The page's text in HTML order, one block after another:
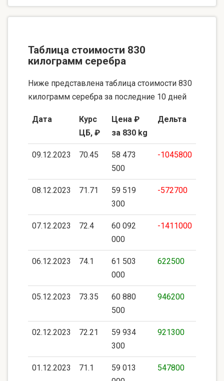
Таблица стоимости 830
килограмм серебра
Ниже представлена таблица стоимости 830
килограмм серебра за последние 10 дней
Дата
Курс
ЦБ, ₽
Цена ₽
за 830 kg
Дельта
09.12.2023 70.45
58 473
500
-1045800
08.12.2023 71.71
59 519
300
-572700
07.12.2023 72.4
60 092
000
-1411000
06.12.2023 74.1
61 503
000
622500
05.12.2023 73.35
60 880
500
946200
02.12.2023 72.21
59 934
300
921300
01.12.2023 71.1
59 013
547800